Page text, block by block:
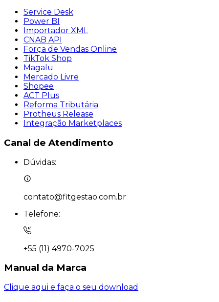
Service Desk
Power BI
Importador XML
CNAB API
Força de Vendas Online
TikTok Shop
Magalu
Mercado Livre
Shopee
ACT Plus
Reforma Tributária
Protheus Release
Integração Marketplaces
Canal de Atendimento
Dúvidas:
contato@fitgestao.com.br
Telefone:
+55 (11) 4970-7025
Manual da Marca
Clique aqui e faça o seu download